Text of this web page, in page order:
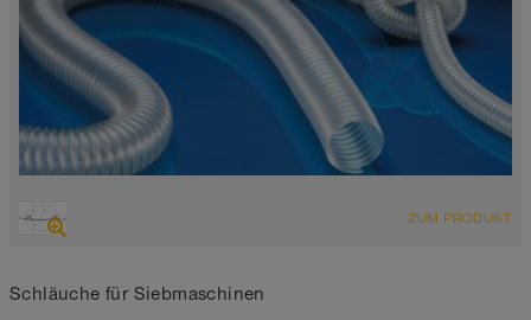
hoch abriebfester Saugschlauch + Druckschlauch,
antistatisch < 10⁹
ZUM PRODUKT
Schläuche für Siebmaschinen